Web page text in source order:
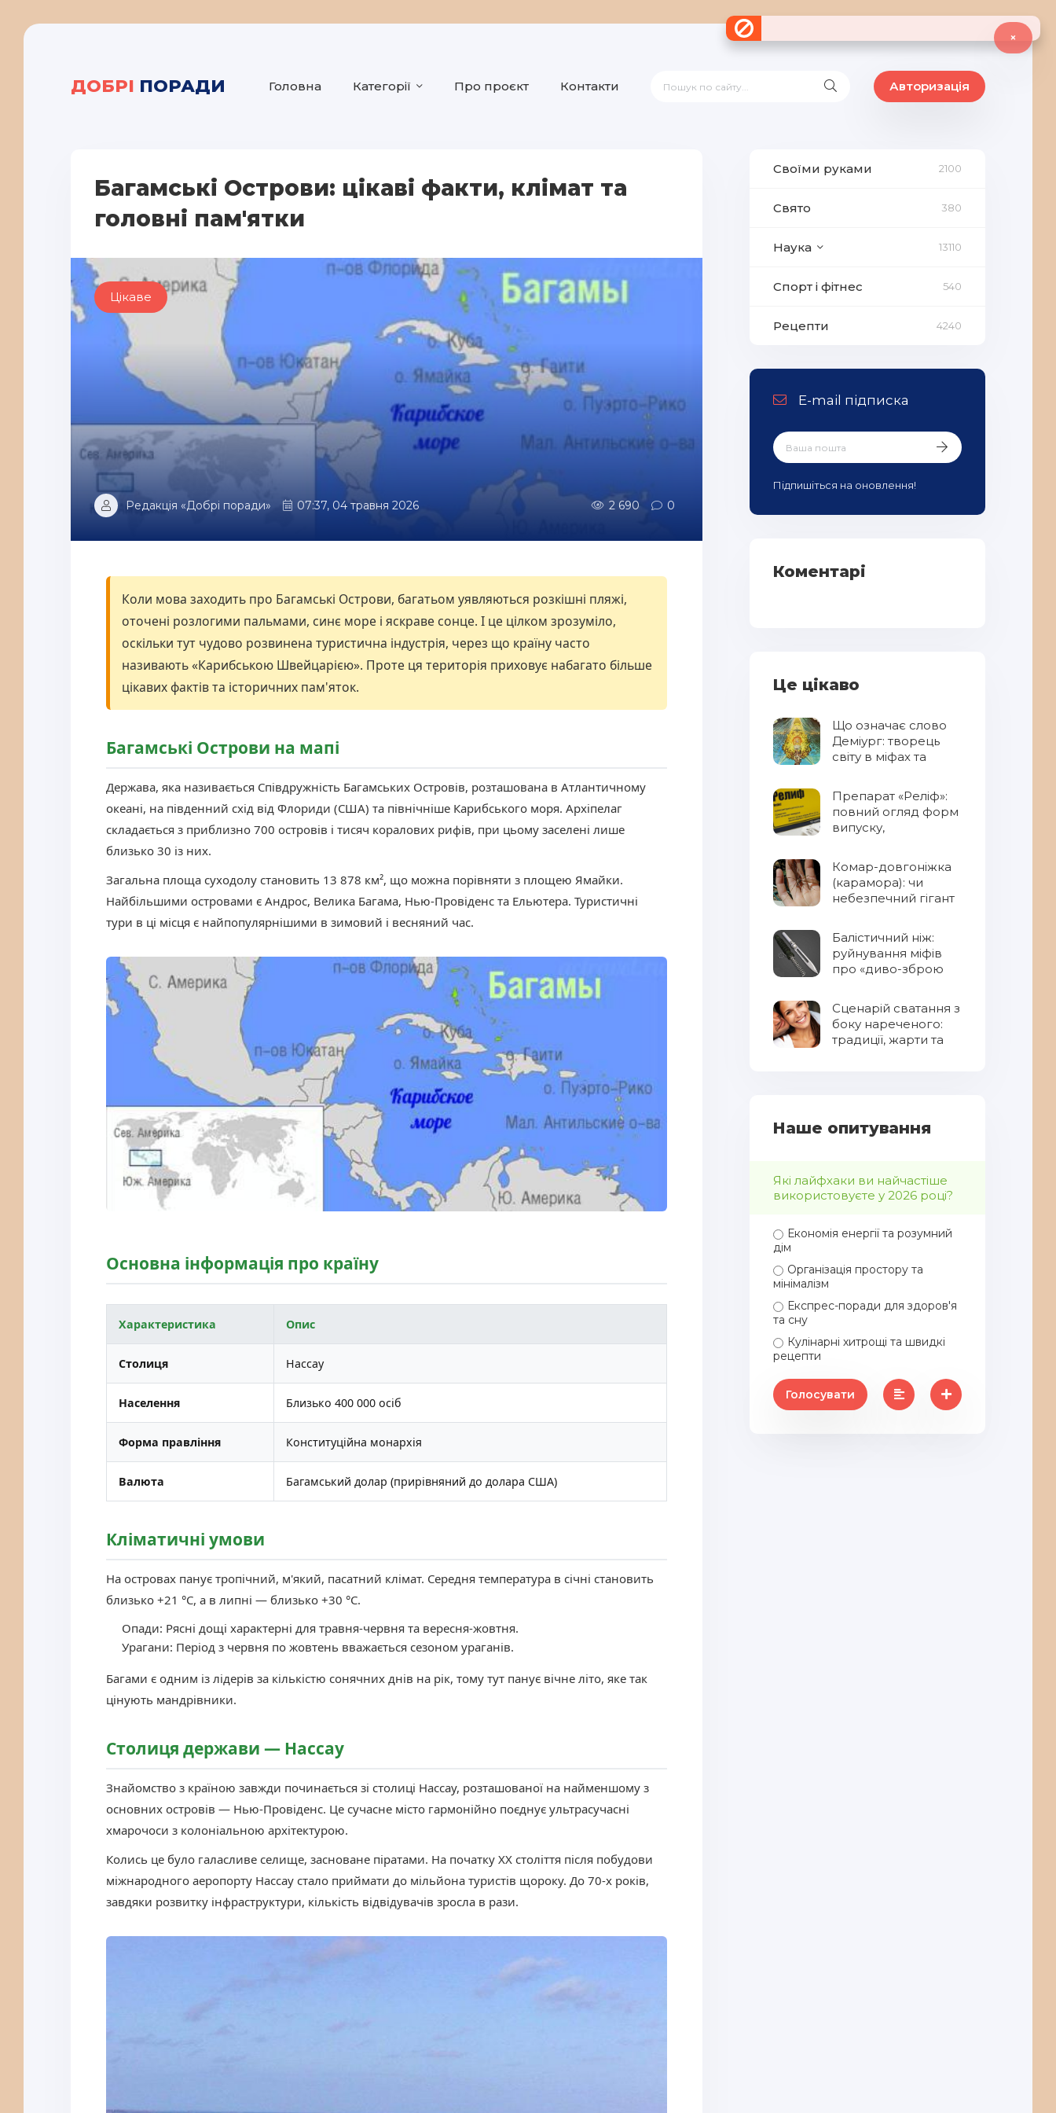
ДОБРІ ПОРАДИ Головна Категорії Про проєкт Контакти Авторизація
Багамські Острови: цікаві факти, клімат та
головні пам'ятки
Цікаве
Редакція «Добрі поради» 07:37, 04 травня 2026 2 690 0
Коли мова заходить про Багамські Острови, багатьом уявляються розкішні пляжі,
оточені розлогими пальмами, синє море і яскраве сонце. І це цілком зрозуміло,
оскільки тут чудово розвинена туристична індустрія, через що країну часто
називають «Карибською Швейцарією». Проте ця територія приховує набагато більше
цікавих фактів та історичних пам'яток.
Багамські Острови на мапі
Держава, яка називається Співдружність Багамських Островів, розташована в Атлантичному
океані, на південний схід від Флориди (США) та північніше Карибського моря. Архіпелаг
складається з приблизно 700 островів і тисяч коралових рифів, при цьому заселені лише
близько 30 із них.
Загальна площа суходолу становить 13 878 км², що можна порівняти з площею Ямайки.
Найбільшими островами є Андрос, Велика Багама, Нью-Провіденс та Ельютера. Туристичні
тури в ці місця є найпопулярнішими в зимовий і весняний час.
Основна інформація про країну
Характеристика Опис
Столиця Нассау
Населення Близько 400 000 осіб
Форма правління Конституційна монархія
Валюта Багамський долар (прирівняний до долара США)
Кліматичні умови
На островах панує тропічний, м'який, пасатний клімат. Середня температура в січні становить
близько +21 °C, а в липні — близько +30 °C.
Опади: Рясні дощі характерні для травня-червня та вересня-жовтня.
Урагани: Період з червня по жовтень вважається сезоном ураганів.
Багами є одним із лідерів за кількістю сонячних днів на рік, тому тут панує вічне літо, яке так
цінують мандрівники.
Столиця держави — Нассау
Знайомство з країною завжди починається зі столиці Нассау, розташованої на найменшому з
основних островів — Нью-Провіденс. Це сучасне місто гармонійно поєднує ультрасучасні
хмарочоси з колоніальною архітектурою.
Колись це було галасливе селище, засноване піратами. На початку XX століття після побудови
міжнародного аеропорту Нассау стало приймати до мільйона туристів щороку. До 70-х років,
завдяки розвитку інфраструктури, кількість відвідувачів зросла в рази.
Своїми руками 2100
Свято 380
Наука 13110
Спорт і фітнес 540
Рецепти 4240
E-mail підписка
Підпишіться на оновлення!
Коментарі
Це цікаво
Що означає слово
Деміург: творець
світу в міфах та
Препарат «Реліф»:
повний огляд форм
випуску,
правил
застосування
Комар-довгоніжка
(карамора): чи
небезпечний гігант
Балістичний ніж:
руйнування міфів
про «диво-зброю
Сценарій сватання з
боку нареченого:
традиції, жарти та
Наше опитування
Які лайфхаки ви найчастіше
використовуєте у 2026 році?
Економія енергії та розумний
дім
Організація простору та
мінімалізм
Експрес-поради для здоров'я
та сну
Кулінарні хитрощі та швидкі
рецепти
Голосувати
×